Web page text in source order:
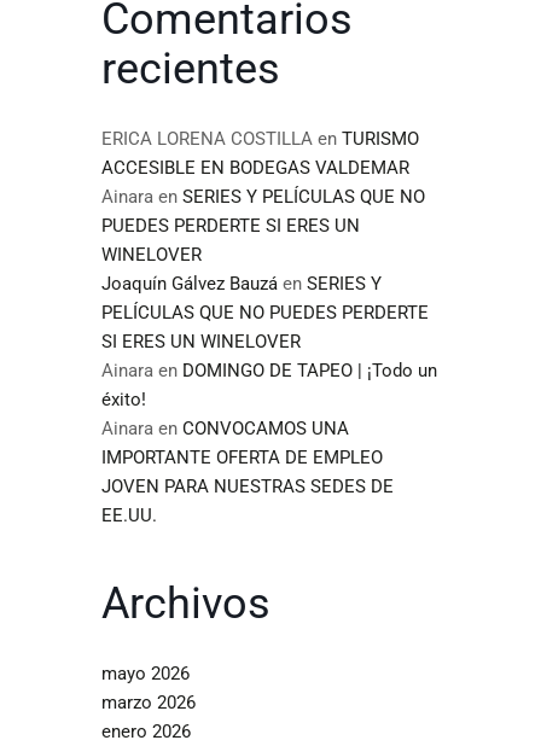
Comentarios
recientes
ERICA LORENA COSTILLA en TURISMO
ACCESIBLE EN BODEGAS VALDEMAR
Ainara en SERIES Y PELÍCULAS QUE NO
PUEDES PERDERTE SI ERES UN
WINELOVER
Joaquín Gálvez Bauzá en SERIES Y
PELÍCULAS QUE NO PUEDES PERDERTE
SI ERES UN WINELOVER
Ainara en DOMINGO DE TAPEO | ¡Todo un
éxito!
Ainara en CONVOCAMOS UNA
IMPORTANTE OFERTA DE EMPLEO
JOVEN PARA NUESTRAS SEDES DE
EE.UU.
Archivos
mayo 2026
marzo 2026
enero 2026